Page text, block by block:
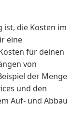
ist, die Kosten im
eine
für deinen
von
der Menge
und den
Auf- und Abbau